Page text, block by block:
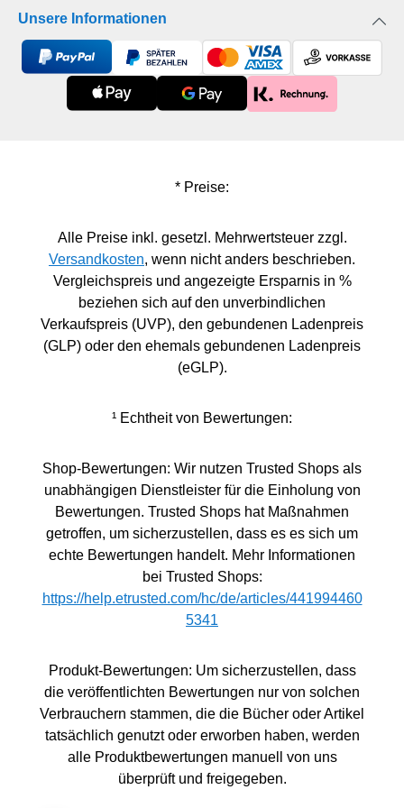
praktischen Methode sucht, um Achtsamkeit und
Planung in den Familienalltag zu integrieren.
Einfache und erprobte Wissens-Sprints: Jedes
Kapitel endet mit leicht umsetzbaren Aufgaben, die
Vätern helfen, sofort positive Veränderungen in der
inspirierende Geschichte zum gemeinsamen
von Kleckstopia entführt. Neue Rollenentwürfe und
väterliche Erziehungskultur: Bietet Einblicke in die
Herausforderungen und Chancen des Vaterseins
in der heutigen digitalisierten und beruflich flexiblen
Welt. Aufbereitet im To-Go-Format mit täglichen
Challenges: Macht es einfach, jeden Tag kleine,
aber wirkungsvolle Schritte hin zu einem erfüllteren
Aktivitäten und gegenseitiges Verständnis eine
moderne Vaterrolle: Greift Themen wie Work-Life-
Balance, emotionale Intelligenz und das Brechen
von traditionellen Geschlechterrollen auf. Ideal für
Väter aller Lebensphasen: Egal, ob neu in der
Rolle oder erfahrener Papa, dieses Buch bietet
wertvolle Einsichten und Tipps. Einzigartiges
Geschenk: Das perfekte Präsent für werdende
Väter, zu Vatertagen, Geburtstagen oder einfach
Ihrer Kinder.
Unsere Informationen
* Preise:
Alle Preise inkl. gesetzl. Mehrwertsteuer zzgl.
Versandkosten, wenn nicht anders beschrieben.
Vergleichspreis und angezeigte Ersparnis in %
beziehen sich auf den unverbindlichen
Verkaufspreis (UVP), den gebundenen Ladenpreis
(GLP) oder den ehemals gebundenen Ladenpreis
(eGLP).
¹ Echtheit von Bewertungen:
Shop-Bewertungen: Wir nutzen Trusted Shops als
unabhängigen Dienstleister für die Einholung von
Bewertungen. Trusted Shops hat Maßnahmen
getroffen, um sicherzustellen, dass es es sich um
echte Bewertungen handelt. Mehr Informationen
bei Trusted Shops:
https://help.etrusted.com/hc/de/articles/441994460
5341
Produkt-Bewertungen: Um sicherzustellen, dass
die veröffentlichten Bewertungen nur von solchen
Verbrauchern stammen, die die Bücher oder Artikel
tatsächlich genutzt oder erworben haben, werden
alle Produktbewertungen manuell von uns
überprüft und freigegeben.